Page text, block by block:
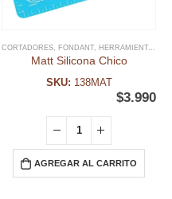
MOLDE FONDANT
CORTADORES, FONDANT, HERRAMIENTAS FONDANT
Matt Silicona Chico
SKU: 138MAT
$3.990
AGREGAR AL CARRITO